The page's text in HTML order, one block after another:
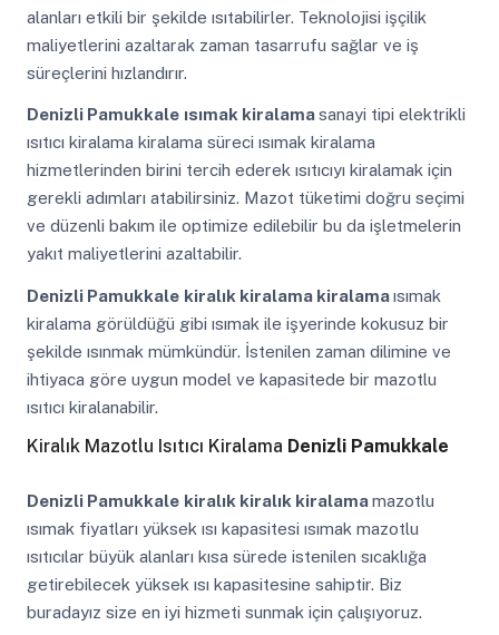
alanları etkili bir şekilde ısıtabilirler. Teknolojisi işçilik
maliyetlerini azaltarak zaman tasarrufu sağlar ve iş
süreçlerini hızlandırır.
Denizli Pamukkale ısımak kiralamasanayi tipi elektrikli
ısıtıcı kiralama kiralama süreci ısımak kiralama
hizmetlerinden birini tercih ederek ısıtıcıyı kiralamak için
gerekli adımları atabilirsiniz. Mazot tüketimi doğru seçimi
ve düzenli bakım ile optimize edilebilir bu da işletmelerin
yakıt maliyetlerini azaltabilir.
Denizli Pamukkale kiralık kiralama kiralamaısımak
kiralama görüldüğü gibi ısımak ile işyerinde kokusuz bir
şekilde ısınmak mümkündür. İstenilen zaman dilimine ve
ihtiyaca göre uygun model ve kapasitede bir mazotlu
ısıtıcı kiralanabilir.
Kiralık Mazotlu Isıtıcı Kiralama Denizli Pamukkale
Denizli Pamukkale kiralık kiralık kiralamamazotlu
ısımak fiyatları yüksek ısı kapasitesi ısımak mazotlu
ısıtıcılar büyük alanları kısa sürede istenilen sıcaklığa
getirebilecek yüksek ısı kapasitesine sahiptir. Biz
buradayız size en iyi hizmeti sunmak için çalışıyoruz.